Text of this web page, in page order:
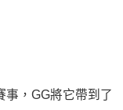
事，GG將它帶到了